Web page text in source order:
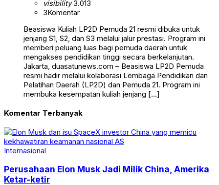
visibility3.013
3Komentar
Beasiswa Kuliah LP2D Pemuda 21 resmi dibuka untuk
jenjang S1, S2, dan S3 melalui jalur prestasi. Program ini
memberi peluang luas bagi pemuda daerah untuk
mengakses pendidikan tinggi secara berkelanjutan.
Jakarta, duasatunews.com – Beasiswa LP2D Pemuda
resmi hadir melalui kolaborasi Lembaga Pendidikan dan
Pelatihan Daerah (LP2D) dan Pemuda 21. Program ini
membuka kesempatan kuliah jenjang […]
Komentar Terbanyak
Internasional
Perusahaan Elon Musk Jadi Milik China, Amerika
Ketar-ketir